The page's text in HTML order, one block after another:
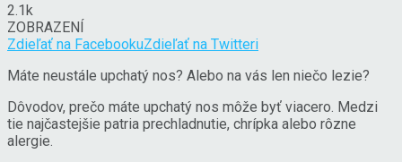
2.1k
ZOBRAZENÍ
Zdieľať na FacebookuZdieľať na Twitteri
Máte neustále upchatý nos? Alebo na vás len niečo lezie?
Dôvodov, prečo máte upchatý nos môže byť viacero. Medzi
tie najčastejšie patria prechladnutie, chrípka alebo rôzne
alergie.